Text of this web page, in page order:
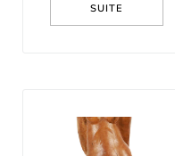
SUITE